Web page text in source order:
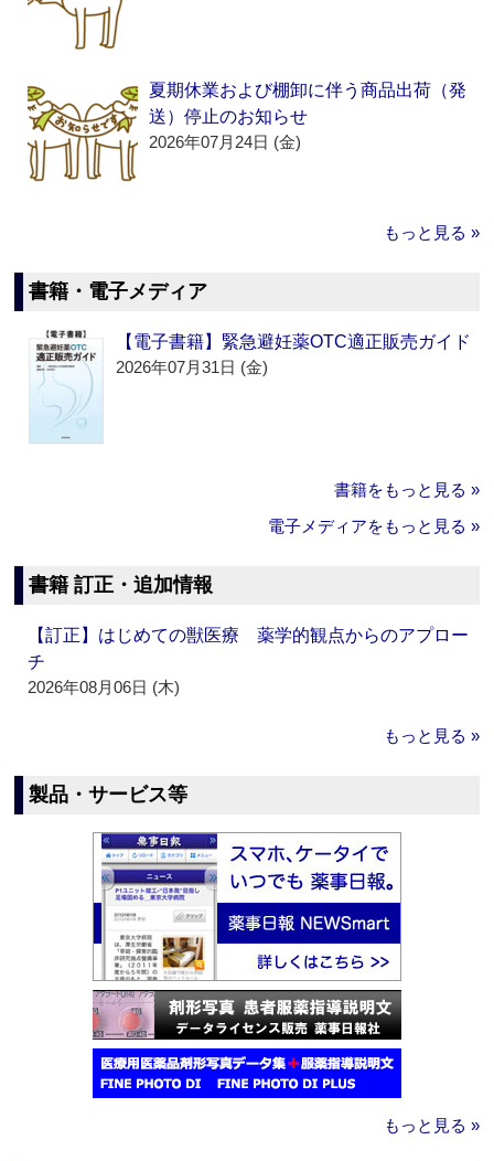
夏期休業および棚卸に伴う商品出荷（発
送）停止のお知らせ
2026年07月24日 (金)
もっと見る »
書籍・電子メディア
【電子書籍】緊急避妊薬OTC適正販売ガイド
2026年07月31日 (金)
書籍をもっと見る »
電子メディアをもっと見る »
書籍 訂正・追加情報
【訂正】はじめての獣医療 薬学的観点からのアプロー
チ
2026年08月06日 (木)
もっと見る »
製品・サービス等
もっと見る »